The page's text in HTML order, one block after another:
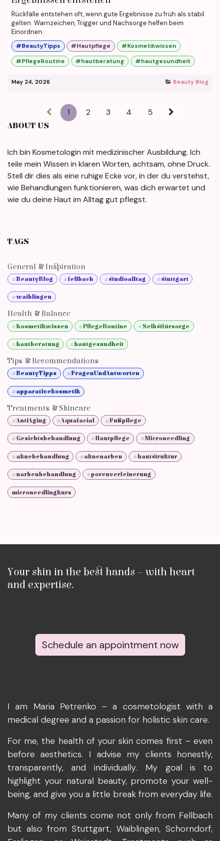
Rückfälle entstehen oft, wenn gute Ergebnisse zu früh als stabil
gelten. Warnzeichen, Trigger und Nachsorge helfen beim
Einordnen.
#BeautyTipps #Hautpflege
#Kosmetikwissen
#PflegeRoutine
#hautberatung #hautgesundheit
May 24, 2026 Beauty Blog
1 2 3 4 5
ABOUT US
Ich bin Kosmetologin mit medizinischer Ausbildung. Ich
teile mein Wissen in klaren Worten, achtsam, ohne Druck.
Stell dir dies als eine ruhige Ecke vor, in der du verstehst,
wie Behandlungen funktionieren, was dich erwartet und
wie du deine Haut im Alltag gut pflegst.
TAGS
General & Inspiration
#BeautyBlog #fellbach #studioalltag #stuttgart
#waiblingen
Health & Balance
#Kosmetikwissen #PflegeRoutine #Selbstfürsorge
#hautberatung #hautgesundheit
Tips & Recommendations
#BeautyTipps #FragenUndAntworten
#apparativekosmetik
Treatments & Skincare
#AntiAging #Aquafacial #Fußpflege
#Gesichtsbehandlung #Hautpflege #Microneedling
#aknebehandlung #aknenarben #hautstruktur
#narbenbehandlung #porenverfeinerung
microneedlingkurs
Your skin in the best hands – with heart
and expertise.
Schedule an appointment now
I am Maria Petrenko – a cosmetologist with a
medical degree and a passion for holistic skin care.
For me, the health of your skin comes first – even
before aesthetics. I advise my clients honestly,
transparently, and individually. My goal is to
highlight your natural beauty, promote your well-
being, and give you a little break from everyday life.
Many of my clients come not only from Fellbach
but also from Stuttgart, Waiblingen, Schorndorf,